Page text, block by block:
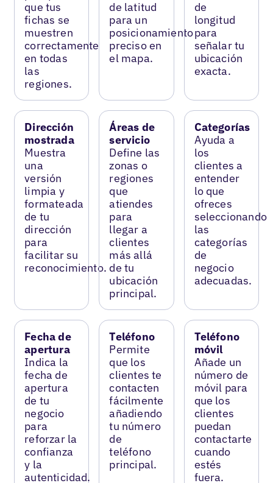
que tus
fichas se
muestren
correctamente
en todas
las
regiones.
de latitud
para un
posicionamiento
preciso en
el mapa.
de
longitud
para
señalar tu
ubicación
exacta.
Dirección
mostrada
Muestra
una
versión
limpia y
formateada
de tu
dirección
para
facilitar su
reconocimiento.
Áreas de
servicio
Define las
zonas o
regiones
que
atiendes
para
llegar a
clientes
más allá
de tu
ubicación
principal.
Categorías
Ayuda a
los
clientes a
entender
lo que
ofreces
seleccionando
las
categorías
de
negocio
adecuadas.
Fecha de
apertura
Indica la
fecha de
apertura
de tu
negocio
para
reforzar la
confianza
y la
autenticidad.
Teléfono
Permite
que los
clientes te
contacten
fácilmente
añadiendo
tu número
de
teléfono
principal.
Teléfono
móvil
Añade un
número de
móvil para
que los
clientes
puedan
contactarte
cuando
estés
fuera.